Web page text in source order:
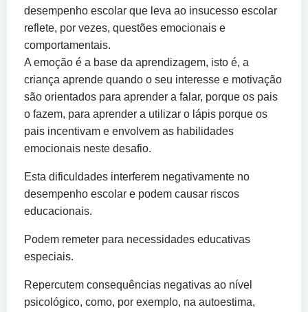
desempenho escolar que leva ao insucesso escolar
reflete, por vezes, questões emocionais e
comportamentais.
A emoção é a base da aprendizagem, isto é, a
criança aprende quando o seu interesse e motivação
são orientados para aprender a falar, porque os pais
o fazem, para aprender a utilizar o lápis porque os
pais incentivam e envolvem as habilidades
emocionais neste desafio.
Esta dificuldades interferem negativamente no
desempenho escolar e podem causar riscos
educacionais.
Podem remeter para necessidades educativas
especiais.
Repercutem consequências negativas ao nível
psicológico, como, por exemplo, na autoestima,